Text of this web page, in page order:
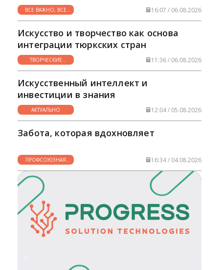
ВСЕ ВАЖНО, ВСЕ
НУЖНО
16:07 / 06.08.2026
Искусство и творчество как основа
интеграции тюркских стран
ТВОРЧЕСКИЕ
ГОРИЗОНТЫ
11:36 / 06.08.2026
Искусственный интеллект и
инвестиции в знания
АКТУАЛЬНО 12:04 / 05.08.2026
Забота, которая вдохновляет
ПРОФСОЮЗНАЯ
ЖИЗНЬ
16:34 / 04.08.2026